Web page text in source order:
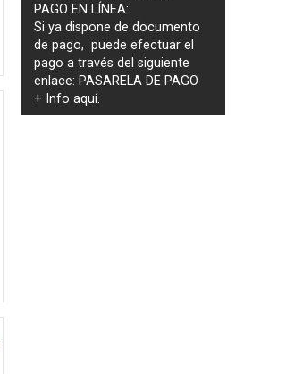
PAGO EN LÍNEA:
Si ya dispone de documento
de pago, puede efectuar el
pago a través del siguiente
enlace: PASARELA DE PAGO
+ Infoaquí.